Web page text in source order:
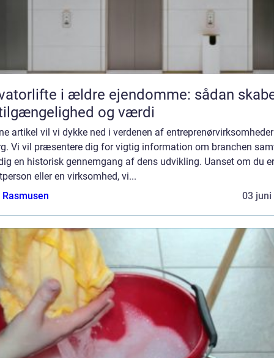
i ældre ejendomme: sådan
og værdi
artikel vil vi dykke ned i verdenen af
Vi vil præsentere dig for vigtig information om branchen
en historisk gennemgang af dens udvikling. Uanset om du
eller en virksomhed, vi...
03 juni